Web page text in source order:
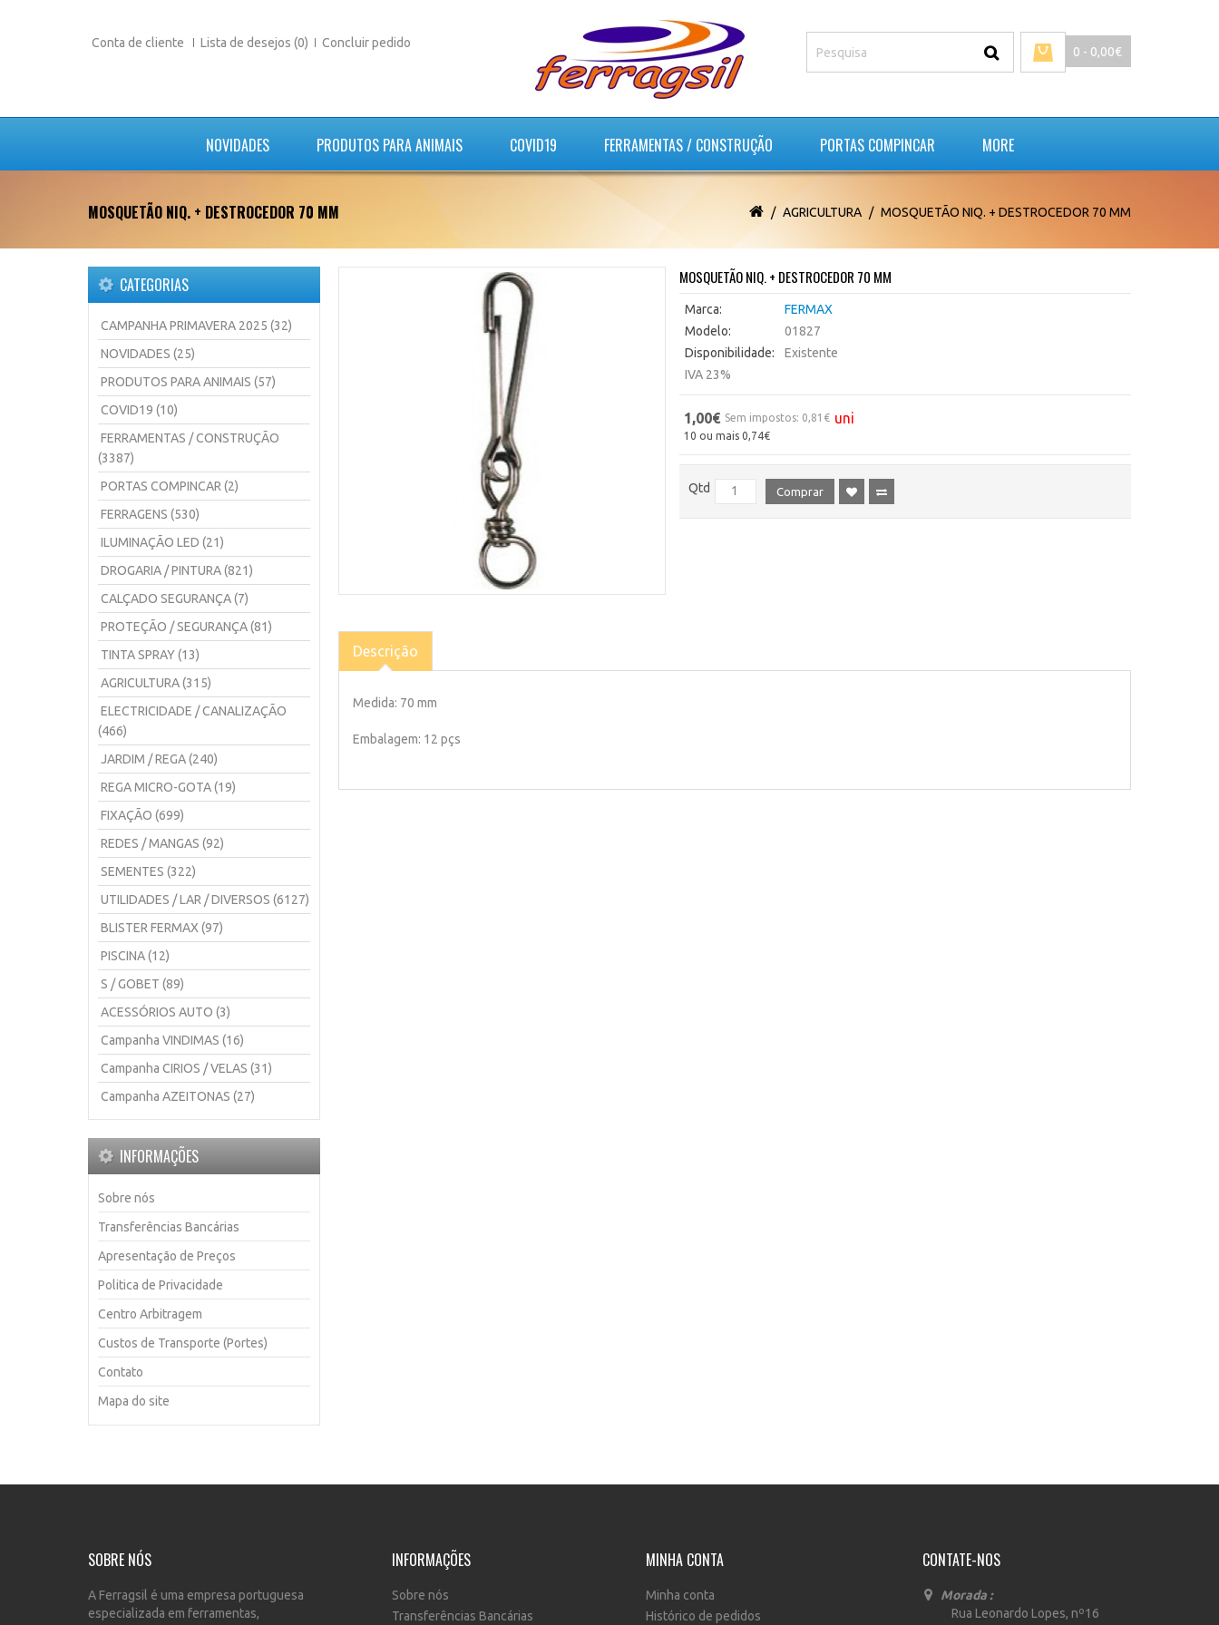
Conta de cliente Lista de desejos (0) Concluir pedido
0 - 0,00€
NOVIDADES PRODUTOS PARA ANIMAIS COVID19 FERRAMENTAS / CONSTRUÇÃO PORTAS COMPINCAR MORE
MOSQUETÃO NIQ. + DESTROCEDOR 70 MM AGRICULTURA MOSQUETÃO NIQ. + DESTROCEDOR 70 MM
CATEGORIAS
CAMPANHA PRIMAVERA 2025 (32)
NOVIDADES (25)
PRODUTOS PARA ANIMAIS (57)
COVID19 (10)
FERRAMENTAS / CONSTRUÇÃO
(3387)
PORTAS COMPINCAR (2)
FERRAGENS (530)
ILUMINAÇÃO LED (21)
DROGARIA / PINTURA (821)
CALÇADO SEGURANÇA (7)
PROTEÇÃO / SEGURANÇA (81)
TINTA SPRAY (13)
AGRICULTURA (315)
ELECTRICIDADE / CANALIZAÇÃO
(466)
JARDIM / REGA (240)
REGA MICRO-GOTA (19)
FIXAÇÃO (699)
REDES / MANGAS (92)
SEMENTES (322)
UTILIDADES / LAR / DIVERSOS (6127)
BLISTER FERMAX (97)
PISCINA (12)
S / GOBET (89)
ACESSÓRIOS AUTO (3)
Campanha VINDIMAS (16)
Campanha CIRIOS / VELAS (31)
Campanha AZEITONAS (27)
INFORMAÇÕES
Sobre nós
Transferências Bancárias
Apresentação de Preços
Politica de Privacidade
Centro Arbitragem
Custos de Transporte (Portes)
Contato
Mapa do site
MOSQUETÃO NIQ. + DESTROCEDOR 70 MM
Marca:
FERMAX
Modelo:
01827
Disponibilidade:
Existente
IVA 23%
1,00€ Sem impostos: 0,81€ uni
10 ou mais 0,74€
Qtd Comprar
Descrição
Medida: 70 mm
Embalagem: 12 pçs
SOBRE NÓS
A Ferragsil é uma empresa portuguesa
especializada em ferramentas,
INFORMAÇÕES
Sobre nós
Transferências Bancárias
MINHA CONTA
Minha conta
Histórico de pedidos
CONTATE-NOS
Morada :
Rua Leonardo Lopes, nº16